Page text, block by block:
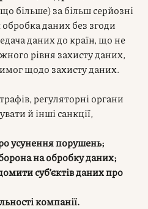
більше) за більш серйозні
даних без згоди
даних до країн, що не
рівня захисту даних,
щодо захисту даних.
регуляторні органи
й інші санкції,
усунення порушень;
на обробку даних;
суб’єктів даних про
компанії.